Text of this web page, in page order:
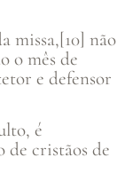
missa,[10] não
o mês de
e defensor
é
cristãos de